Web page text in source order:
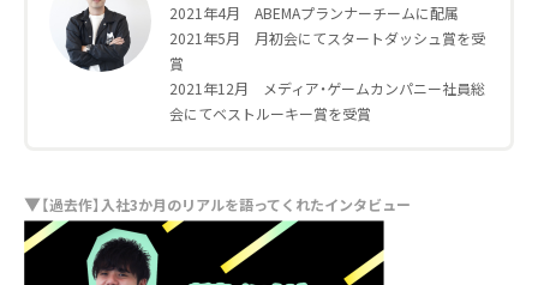
2021年4月 ABEMAプランナーチームに配属
2021年5月 月初会にてスタートダッシュ賞を受
賞
2021年12月 メディア・ゲームカンパニー社員総
会にてベストルーキー賞を受賞
▼【過去作】入社3か月のリアルを語ってくれたインタビュー